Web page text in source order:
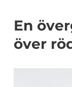
En
över